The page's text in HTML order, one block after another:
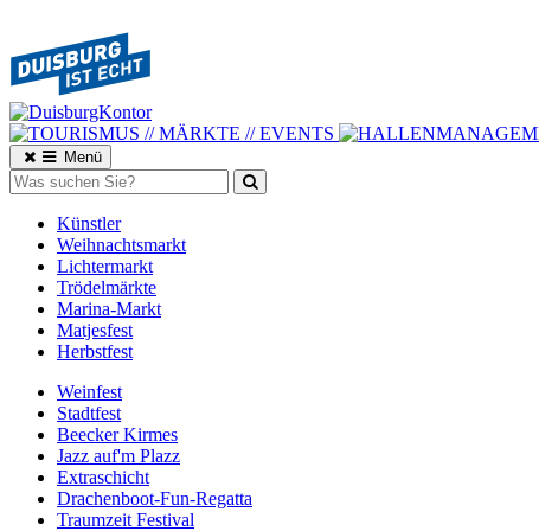
Menü
Künstler
Weihnachtsmarkt
Lichtermarkt
Trödelmärkte
Marina-Markt
Matjesfest
Herbstfest
Weinfest
Stadtfest
Beecker Kirmes
Jazz auf'm Plazz
Extraschicht
Drachenboot-Fun-Regatta
Traumzeit Festival